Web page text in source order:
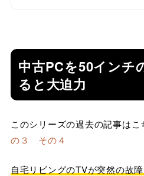
中古PCを50インチ
ると大迫力
このシリーズの過去の記事は
の３
その４
自宅リビングのTVが突然の故障